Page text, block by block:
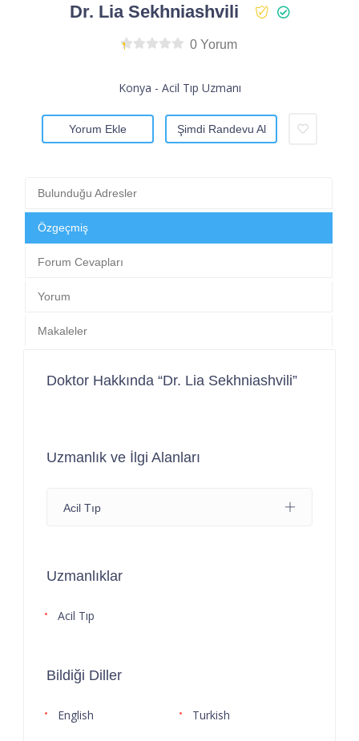
Dr. Lia Sekhniashvili
0 Yorum
Konya - Acil Tıp Uzmanı
Yorum Ekle Şimdi Randevu Al
Bulunduğu Adresler
Özgeçmiş
Forum Cevapları
Yorum
Makaleler
Doktor Hakkında “Dr. Lia Sekhniashvili”
Uzmanlık ve İlgi Alanları
Acil Tıp
Uzmanlıklar
Acil Tıp
Bildiği Diller
English Turkish